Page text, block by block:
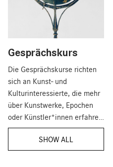
Gesprächskurs
Die Gesprächskurse richten
sich an Kunst- und
Kulturinteressierte, die mehr
über Kunstwerke, Epochen
oder Künstler*innen erfahren
und darüber ins Gespräch
kommen möchten.
SHOW ALL